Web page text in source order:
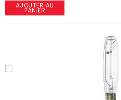
AJOUTER AU
PANIER